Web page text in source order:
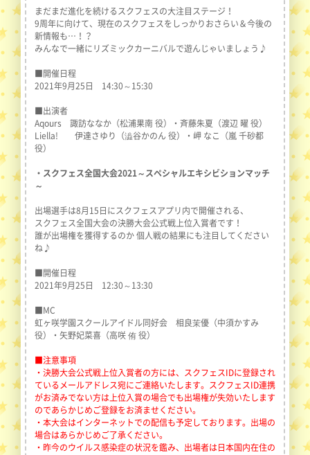
まだまだ進化を続けるスクフェスの大注目ステージ！
9周年に向けて、現在のスクフェスをしっかりおさらい＆今後の
新情報も…！？
みんなで一緒にリズミックカーニバルで遊んじゃいましょう♪
■開催日程
2021年9月25日 14:30～15:30
■出演者
Aqours 諏訪ななか（松浦果南 役）・斉藤朱夏（渡辺 曜 役）
Liella! 伊達さゆり（澁谷かのん 役）・岬 なこ（嵐 千砂都
役）
・スクフェス全国大会2021～スペシャルエキシビションマッチ
～
出場選手は8月15日にスクフェスアプリ内で開催される、
スクフェス全国大会の決勝大会公式戦上位入賞者です！
誰が出場権を獲得するのか 個人戦の結果にも注目してください
ね♪
■開催日程
2021年9月25日 12:30～13:30
■MC
虹ヶ咲学園スクールアイドル同好会 相良茉優（中須かすみ
役）・矢野妃菜喜（高咲 侑 役）
■注意事項
・決勝大会公式戦上位入賞者の方には、スクフェスIDに登録され
ているメールアドレス宛にご連絡いたします。スクフェスID連携
がお済みでない方は上位入賞の場合でも出場権が失効いたします
のであらかじめご登録をお済ませください。
・本大会はインターネットでの配信も予定しております。出場の
場合はあらかじめご了承ください。
・昨今のウイルス感染症の状況を鑑み、出場者は日本国内在住の